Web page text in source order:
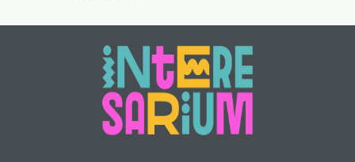
терминов, литература, памятки
33 урока — целый учебный год без лишней
головной боли.
🗂️ Четверти:
I четверть → 10 уроков («Ты учишься
изображать»)